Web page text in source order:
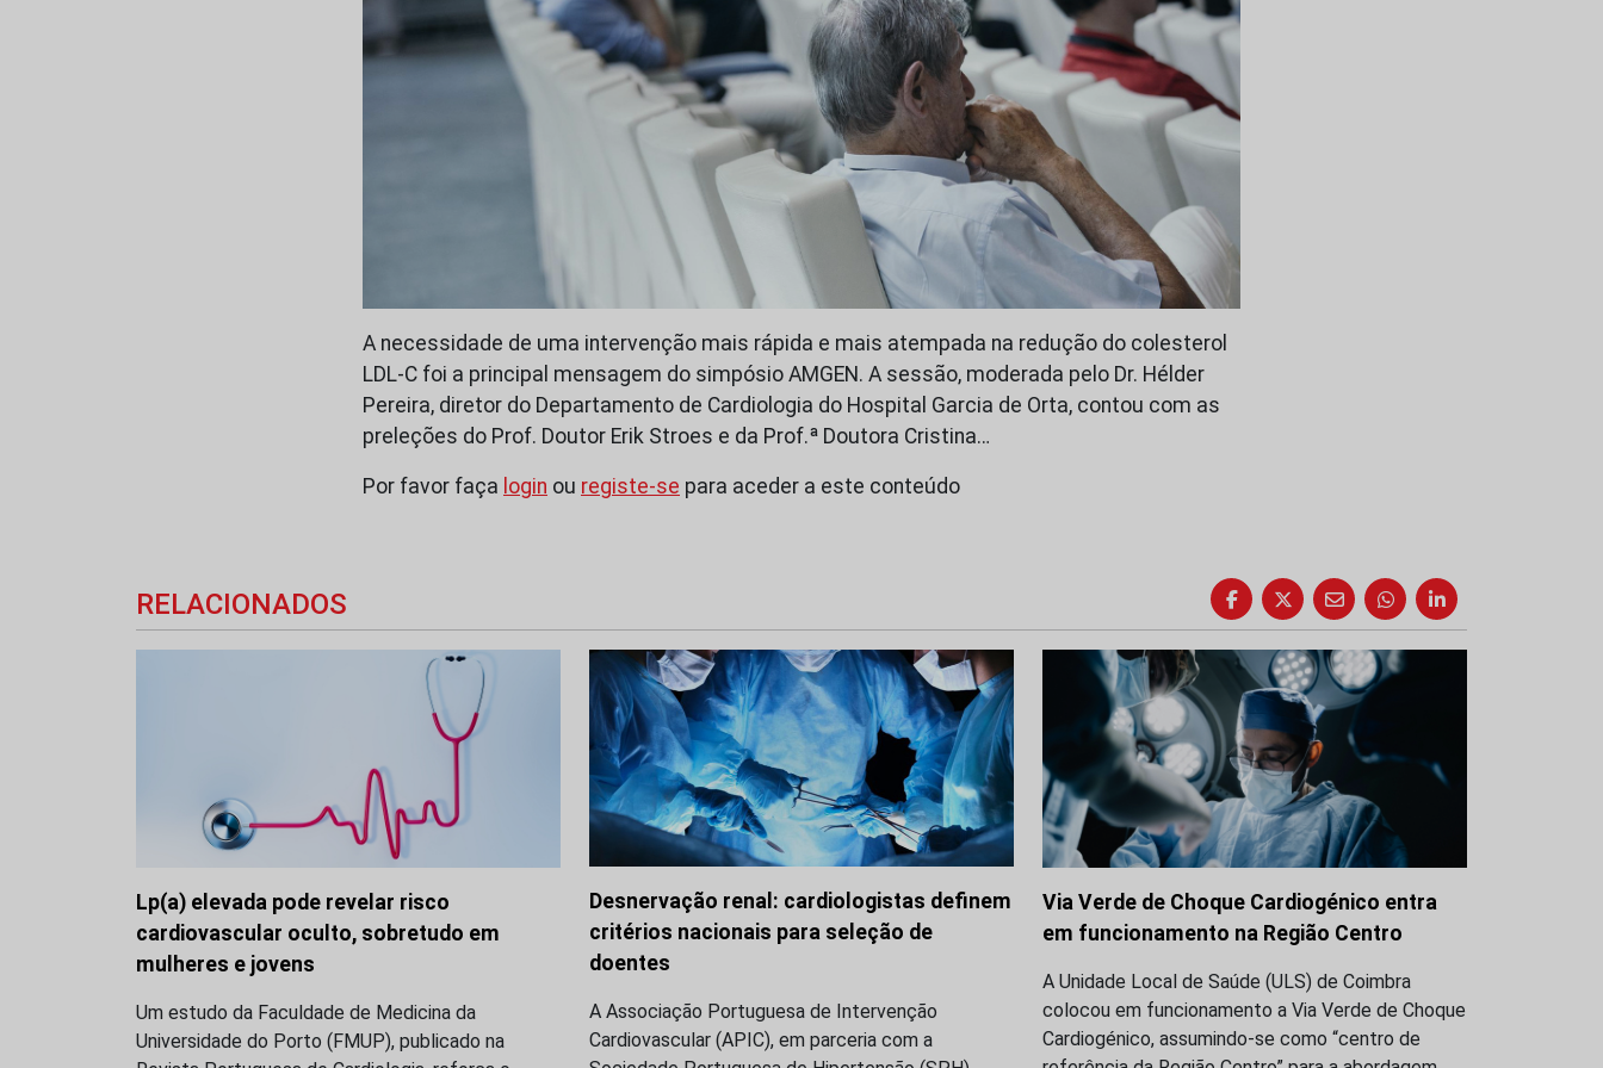
A necessidade de uma intervenção mais rápida e mais atempada na redução do colesterol
LDL-C foi a principal mensagem do simpósio AMGEN. A sessão, moderada pelo Dr. Hélder
Pereira, diretor do Departamento de Cardiologia do Hospital Garcia de Orta, contou com as
preleções do Prof. Doutor Erik Stroes e da Prof.ª Doutora Cristina…
Por favor faça login ou registe-se para aceder a este conteúdo
RELACIONADOS
Lp(a) elevada pode revelar risco
cardiovascular oculto, sobretudo em
mulheres e jovens
Um estudo da Faculdade de Medicina da
Universidade do Porto (FMUP), publicado na
Desnervação renal: cardiologistas definem
critérios nacionais para seleção de
doentes
A Associação Portuguesa de Intervenção
Cardiovascular (APIC), em parceria com a
Via Verde de Choque Cardiogénico entra
em funcionamento na Região Centro
A Unidade Local de Saúde (ULS) de Coimbra
colocou em funcionamento a Via Verde de Choque
Cardiogénico, assumindo-se como “centro de